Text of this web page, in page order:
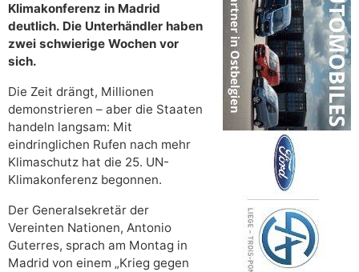
Klimakonferenz in Madrid
deutlich. Die Unterhändler haben
zwei schwierige Wochen vor
sich.
Die Zeit drängt, Millionen
demonstrieren – aber die Staaten
handeln langsam: Mit
eindringlichen Rufen nach mehr
Klimaschutz hat die 25. UN-
Klimakonferenz begonnen.
Der Generalsekretär der
Vereinten Nationen, Antonio
Guterres, sprach am Montag in
Madrid von einem „Krieg gegen